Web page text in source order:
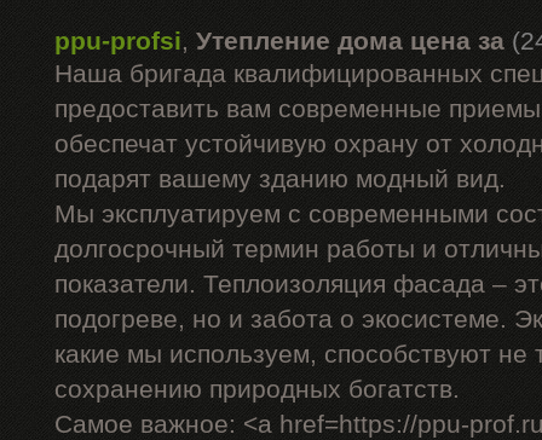
ppu-profsi, Утепление дома цена за
Наша бригада квалифицированных
предоставить вам современные
обеспечат устойчивую охрану от
подарят вашему зданию модный вид.
Мы эксплуатируем с современными
долгосрочный термин работы и
показатели. Теплоизоляция фасада –
подогреве, но и забота о экосистеме.
какие мы используем, способствуют не
сохранению природных богатств.
Самое важное: <a href=https://ppu-